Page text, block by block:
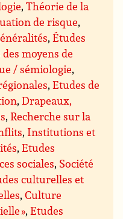
,Théorie de la
de risque,
,Études
moyens de
/ sémiologie,
,Etudes de
,Drapeaux,
,Recherche sur la
, Institutions et
,Etudes
sociales, Société
culturelles et
,Culture
»,Etudes